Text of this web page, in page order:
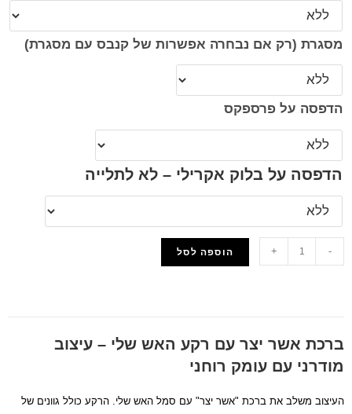
מסגרת (רק אם נבחרה אפשרות של קנבס עם מסגרת)
הדפסה על פרספקס
הדפסה על בלוק אקרילי – לא לתלייה
-
+ הוספה לסל
ברכת אשר יצר עם רקע האש שלי – עיצוב
מודרני עם עומק רוחני
העיצוב משלב את ברכת "אשר יצר" עם סמל האש שלי. הרקע כולל גוונים של